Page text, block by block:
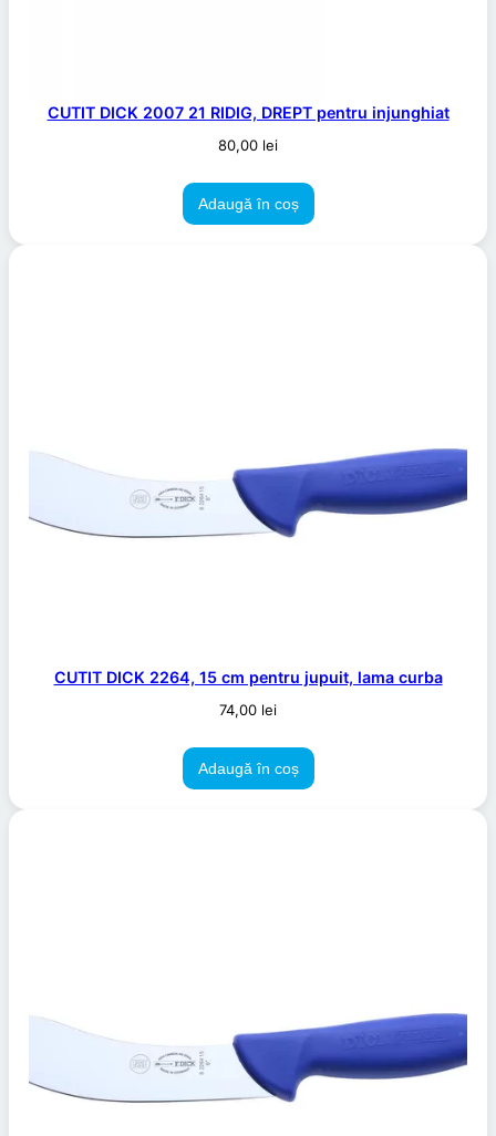
CUTIT DICK 2007 21 RIDIG, DREPT pentru injunghiat
80,00 lei
Adaugă în coș
CUTIT DICK 2264, 15 cm pentru jupuit, lama curba
74,00 lei
Adaugă în coș